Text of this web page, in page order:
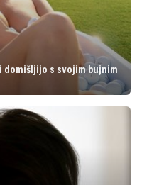
domišljijo s svojim bujnim